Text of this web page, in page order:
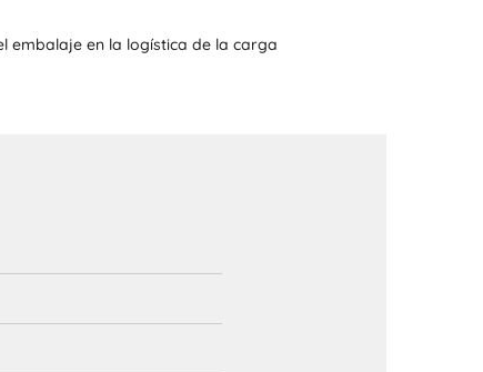
embalaje en la logística de la carga